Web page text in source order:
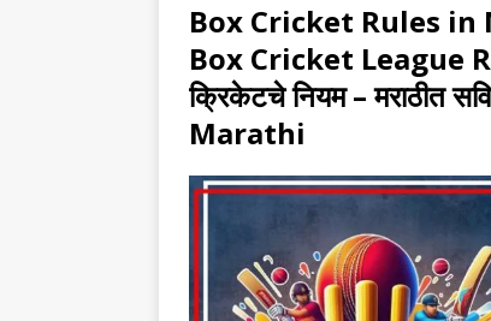
Box Cricket Rules in
Box Cricket League
क्रिकेटचे नियम–मराठीत
Marathi